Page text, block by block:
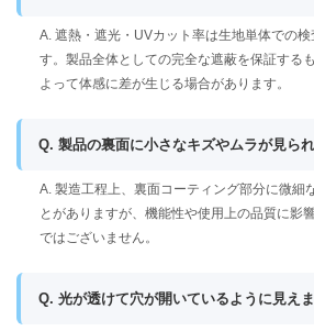
A. 遮熱・遮光・UVカット率は生地単体での
す。製品全体としての完全な遮蔽を保証する
よって体感に差が生じる場合があります。
Q. 製品の裏面に小さなキズやムラが見ら
A. 製造工程上、裏面コーティング部分に微細
とがありますが、機能性や使用上の品質に影
ではございません。
Q. 光が透けて穴が開いているように見えま